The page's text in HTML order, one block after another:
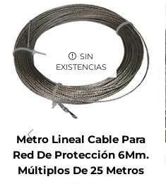
SIN
EXISTENCIAS
Metro Lineal Cable Para
Red De Protección 6Mm.
Múltiplos De 25 Metros